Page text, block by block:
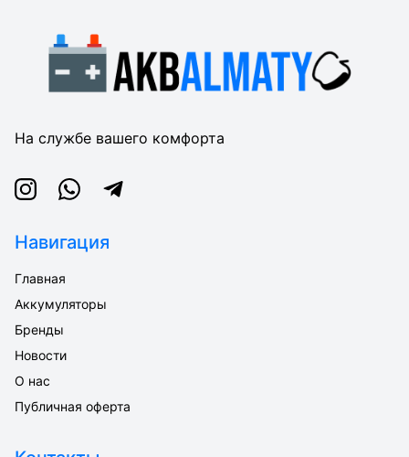
На службе вашего комфорта
InstagramWhatsappTelegram
Навигация
Главная
Аккумуляторы
Бренды
Новости
О нас
Публичная оферта